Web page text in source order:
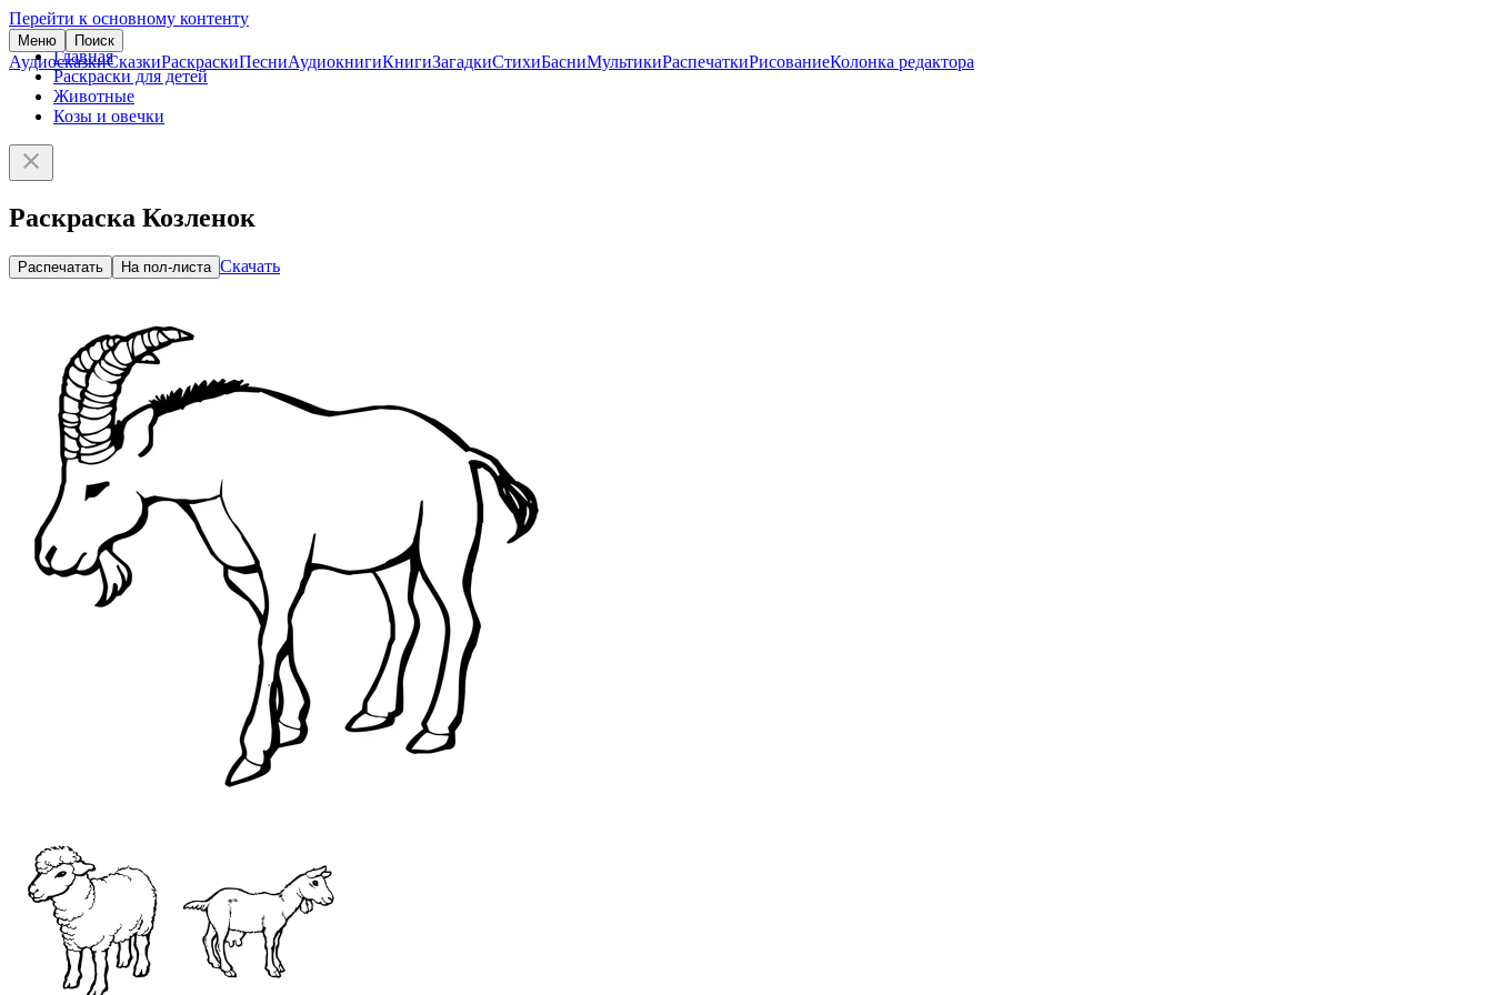
Перейти к основному контенту
Меню Поиск
АудиосказкиСказкиРаскраскиПесниАудиокнигиКнигиЗагадкиСтихиБасниМультикиРаспечаткиРисованиеКолонка редактора
Главная
Раскраски для детей
Животные
Козы и овечки
Раскраска Козленок
Распечатать На пол-листа Скачать